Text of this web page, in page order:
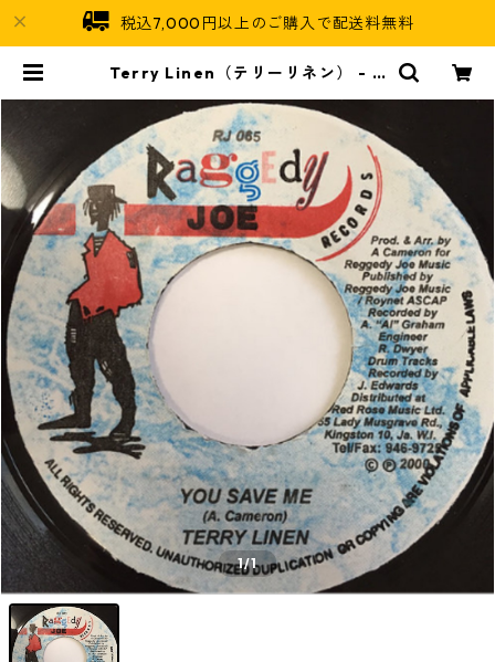
税込7,000円以上のご購入で配送料無料
Terry Linen（テリーリネン） - Y
oul
1/1